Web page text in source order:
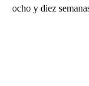
ocho y diez